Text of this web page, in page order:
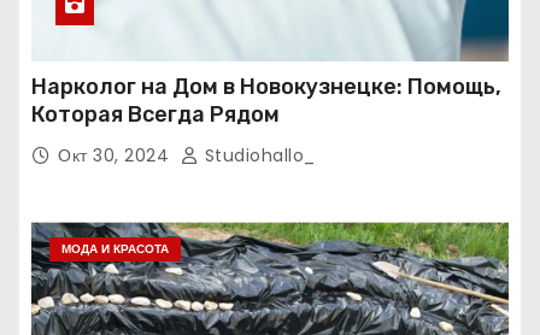
Нарколог на Дом в Новокузнецке: Помощь,
Которая Всегда Рядом
Окт 30, 2024 Studiohallo_
МОДА И КРАСОТА